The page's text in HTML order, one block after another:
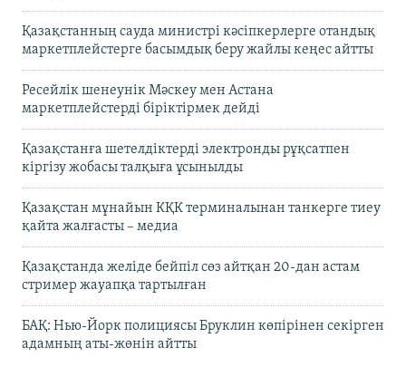
Қазақстанның сауда министрі кәсіпкерлерге отандық
маркетплейстерге басымдық беру жайлы кеңес айтты
Ресейлік шенеунік Мәскеу мен Астана
маркетплейстерді біріктірмек дейді
Қазақстанға шетелдіктерді электронды рұқсатпен
кіргізу жобасы талқыға ұсынылды
Қазақстан мұнайын КҚК терминалынан танкерге тиеу
қайта жалғасты – медиа
Қазақстанда желіде бейпіл сөз айтқан 20-дан астам
стример жауапқа тартылған
БАҚ: Нью-Йорк полициясы Бруклин көпірінен секірген
адамның аты-жөнін айтты